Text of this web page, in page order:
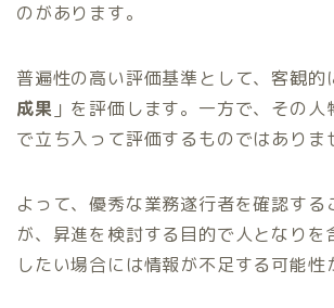
のがあります。
普遍性の高い評価基準として、客観的
成果 」を評価します。一方で、その人
で立ち入って評価するものではありま
よって、優秀な業務遂行者を確認する
が、昇進を検討する目的で人となりを
したい場合には情報が不足する可能性